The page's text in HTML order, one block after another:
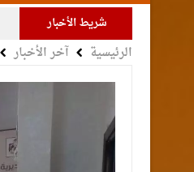
شريط الأخبار
الرئيسية آخر الأخبار